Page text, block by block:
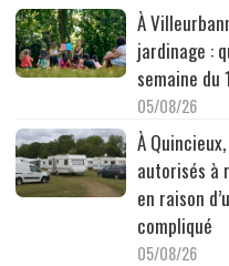
À
jardinage :
semaine du
05/08/26
À
autorisés à
en raison
compliqué
05/08/26